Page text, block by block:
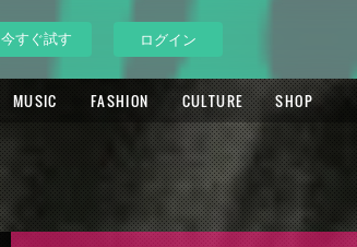
今すぐ試す ログイン
MUSIC FASHION CULTURE SHOP